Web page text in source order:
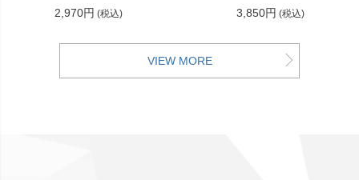
2,970円 (税込) 3,850円 (税込)
VIEW MORE